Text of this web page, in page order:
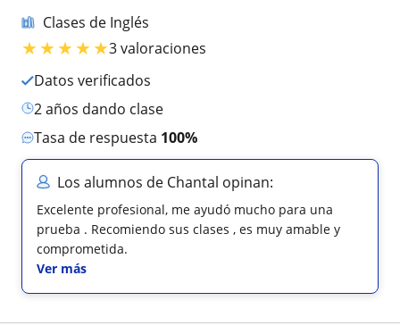
Clases de Inglés
★★★★★3 valoraciones
Datos verificados
2 años dando clase
Tasa de respuesta 100%
Los alumnos de Chantal opinan:
Excelente profesional, me ayudó mucho para una
prueba . Recomiendo sus clases , es muy amable y
comprometida.
Ver más